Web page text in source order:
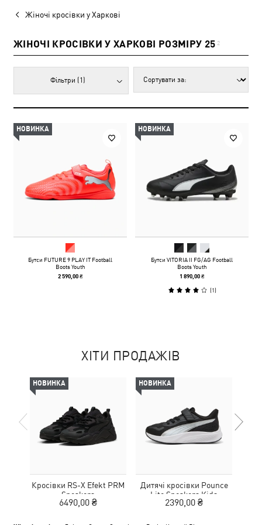
Жіночі кросівки у Харкові
ЖІНОЧІ КРОСІВКИ У ХАРКОВІ РОЗМІРУ 25 2
Фільтри (1)
НОВИНКА
Бутси FUTURE 9 PLAY IT Football
Boots Youth
2 590,00 ₴
НОВИНКА
Бутси VITORIA II FG/AG Football
Boots Youth
1 890,00 ₴
(1)
ХІТИ ПРОДАЖІВ
НОВИНКА
Кросівки RS-X Efekt PRM
Sneakers
6490,00 ₴
НОВИНКА
Дитячі кросівки Pounce
Lite Sneakers Kids
2390,00 ₴